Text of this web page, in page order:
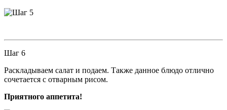
Шаг 6
Раскладываем салат и подаем. Также данное блюдо отлично
сочетается с отварным рисом.
Приятного аппетита!